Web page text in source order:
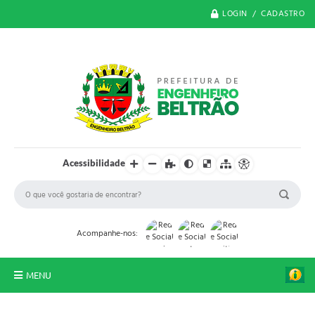
LOGIN / CADASTRO
Acessibilidade
Acompanhe-nos:
MENU